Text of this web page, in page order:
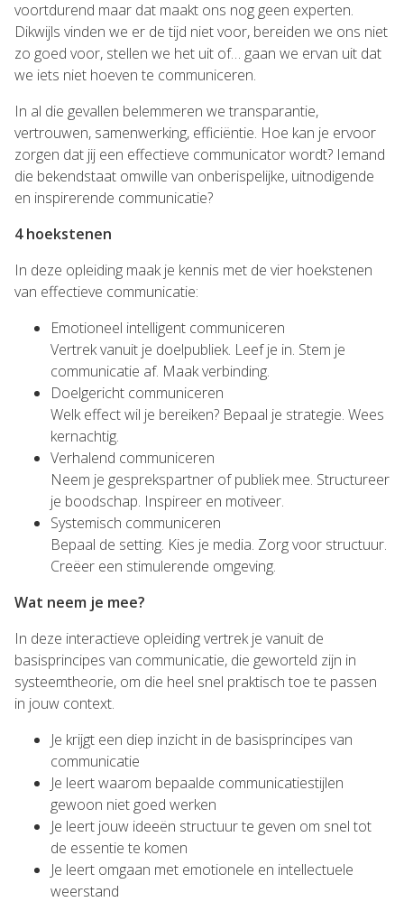
voortdurend maar dat maakt ons nog geen experten.
Dikwijls vinden we er de tijd niet voor, bereiden we ons niet
zo goed voor, stellen we het uit of… gaan we ervan uit dat
we iets niet hoeven te communiceren.
In al die gevallen belemmeren we transparantie,
vertrouwen, samenwerking, efficiëntie. Hoe kan je ervoor
zorgen dat jij een effectieve communicator wordt? Iemand
die bekendstaat omwille van onberispelijke, uitnodigende
en inspirerende communicatie?
4 hoekstenen
In deze opleiding maak je kennis met de vier hoekstenen
van effectieve communicatie:
Emotioneel intelligent communiceren
Vertrek vanuit je doelpubliek. Leef je in. Stem je
communicatie af. Maak verbinding.
Doelgericht communiceren
Welk effect wil je bereiken? Bepaal je strategie. Wees
kernachtig.
Verhalend communiceren
Neem je gesprekspartner of publiek mee. Structureer
je boodschap. Inspireer en motiveer.
Systemisch communiceren
Bepaal de setting. Kies je media. Zorg voor structuur.
Creëer een stimulerende omgeving.
Wat neem je mee?
In deze interactieve opleiding vertrek je vanuit de
basisprincipes van communicatie, die geworteld zijn in
systeemtheorie, om die heel snel praktisch toe te passen
in jouw context.
Je krijgt een diep inzicht in de basisprincipes van
communicatie
Je leert waarom bepaalde communicatiestijlen
gewoon niet goed werken
Je leert jouw ideeën structuur te geven om snel tot
de essentie te komen
Je leert omgaan met emotionele en intellectuele
weerstand